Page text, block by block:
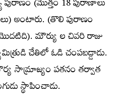
(మొత్తం 18 పురాణాలు
అంటారు. (తొలి పురాణం
మౌర్యు ల చివరి రాజు
చేతిలో ఓడి చంపబడ్డాడు.
సామ్రాజ్యం పతనం తర్వాత
స్థాపించాడు.